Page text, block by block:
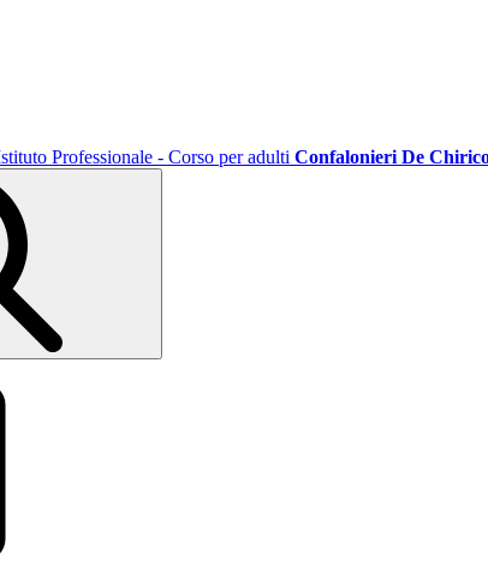
Professionale - Corso per adulti Confalonieri De